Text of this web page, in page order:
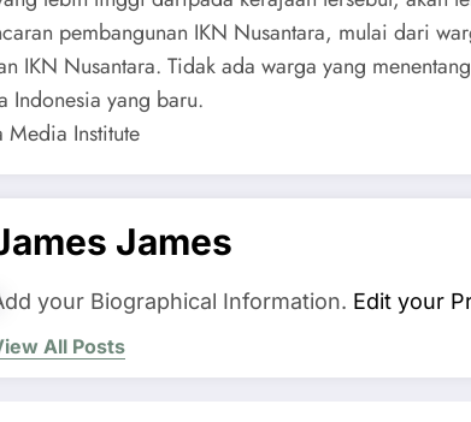
pembangunan IKN Nusantara, mulai dari
IKN Nusantara. Tidak ada warga yang
Indonesia yang baru.
Media Institute
James
your Biographical Information. Edit your
All Posts